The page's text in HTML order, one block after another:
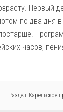
Первый
по два дня
часов,
Раздел: Карельское